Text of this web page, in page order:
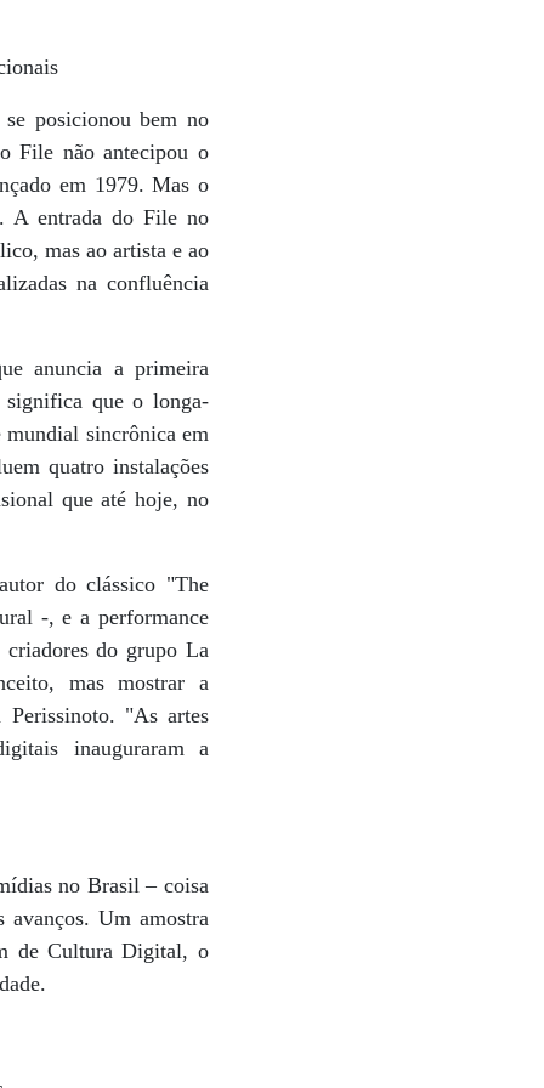
posicionou bem no
File não antecipou o
em 1979. Mas o
A entrada do File no
mas ao artista e ao
na confluência
anuncia a primeira
significa que o longa-
mundial sincrônica em
quatro instalações
que até hoje, no
do clássico "The
-, e a performance
do grupo La
mas mostrar a
Perissinoto. "As artes
inauguraram a
no Brasil – coisa
Um amostra
de Cultura Digital, o